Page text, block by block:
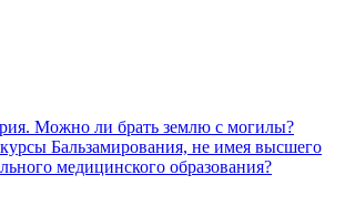
Можно ли брать землю с могилы?
Бальзамирования, не имея высшего
медицинского образования?